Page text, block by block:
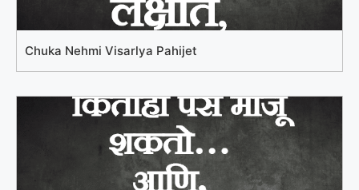
Chuka Nehmi Visarlya Pahijet